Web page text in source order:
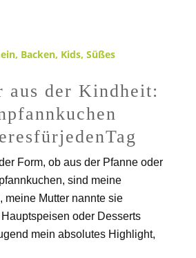
, Backen, Kids, Süßes
aus der Kindheit:
Form, ob aus der Pfanne oder
sind meine
meine Mutter nannte sie
oder Desserts
mein absolutes Highlight,